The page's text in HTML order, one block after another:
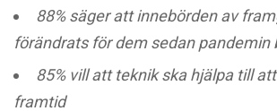
88% säger att innebörden av
förändrats för dem sedan pandemin
85% vill att teknik ska hjälpa till
framtid